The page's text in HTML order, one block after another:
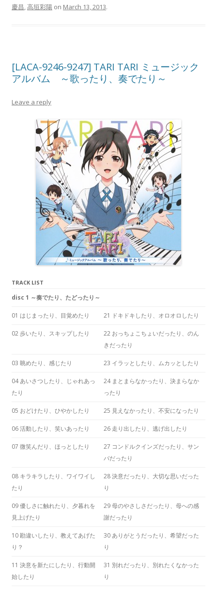
慶昌,高垣彩陽 on March 13, 2013.
[LACA-9246-9247] TARI TARI ミュージック
アルバム ～歌ったり、奏でたり～
Leave a reply
TRACK LIST
disc 1 ～奏でたり、たどったり～
01 はじまったり、目覚めたり 21 ドキドキしたり、オロオロしたり
02 歩いたり、スキップしたり
22 おっちょこちょいだったり、のん
きだったり
03 眺めたり、感じたり 23 イラッとしたり、ムカッとしたり
04 あいさつしたり、じゃれあっ
たり
24 まとまらなかったり、決まらなか
ったり
05 おどけたり、ひやかしたり 25 見えなかったり、不安になったり
06 活動したり、笑いあったり 26 走り出したり、逃げ出したり
07 微笑んだり、ほっとしたり
27 コンドルクインズだったり、サン
バだったり
08 キラキラしたり、ワイワイし
たり
28 決意だったり、大切な思いだった
り
09 優しさに触れたり、夕暮れを
見上げたり
29 母のやさしさだったり、母への感
謝だったり
10 勘違いしたり、教えてあげた
り？
30 ありがとうだったり、希望だった
り
11 決意を新たにしたり、行動開
始したり
31 別れだったり、別れたくなかった
り